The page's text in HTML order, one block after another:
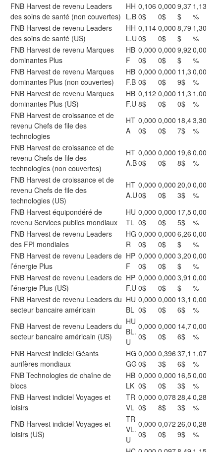
FNB Harvest de revenu Leaders
des soins de santé (non couvertes)
HH
L.B
0,106
0$
0,000
0$
9,37
$
1,13
%
FNB Harvest de revenu Leaders
des soins de santé (US)
HH
L.U
0,114
0$
0,000
0$
8,79
$
1,30
%
FNB Harvest de revenu Marques
dominantes Plus
HB
F
0,000
0$
0,000
0$
9,92
$
0,00
%
FNB Harvest de revenu Marques
dominantes Plus (non couvertes)
HB
F.B
0,000
0$
0,000
0$
11,3
9$
0,00
%
FNB Harvest de revenu Marques
dominantes Plus (US)
HB
F.U
0,112
8$
0,000
0$
11,3
0$
1,00
%
FNB Harvest de croissance et de
revenu Chefs de file des
technologies
HT
A
0,000
0$
0,000
0$
18,4
7$
3,30
%
FNB Harvest de croissance et de
revenu Chefs de file des
technologies (non couvertes)
HT
A.B
0,000
0$
0,000
0$
19,6
8$
0,00
%
FNB Harvest de croissance et de
revenu Chefs de file des
technologies (US)
HT
A.U
0,000
0$
0,000
0$
20,0
3$
0,00
%
FNB Harvest équipondéré de
revenu Services publics mondiaux
HU
TL
0,000
0$
0,000
0$
17,5
5$
0,00
%
FNB Harvest de revenu Leaders
des FPI mondiales
HG
R
0,000
0$
0,000
0$
6,26
$
0,00
%
FNB Harvest de revenu Leaders de
l’énergie Plus
HP
F
0,000
0$
0,000
0$
3,20
$
0,00
%
FNB Harvest de revenu Leaders de
l’énergie Plus (US)
HP
F.U
0,000
0$
0,000
0$
3,91
$
0,00
%
FNB Harvest de revenu Leaders du
secteur bancaire américain
HU
BL
0,000
0$
0,000
0$
13,1
6$
0,00
%
FNB Harvest de revenu Leaders du
secteur bancaire américain (US)
HU
BL.
U
0,000
0$
0,000
0$
14,7
6$
0,00
%
FNB Harvest indiciel Géants
aurifères mondiaux
HG
GG
0,000
0$
0,396
3$
37,1
6$
1,07
%
FNB Technologies de chaîne de
blocs
HB
LK
0,000
0$
0,000
0$
16,5
3$
0,00
%
FNB Harvest indiciel Voyages et
loisirs
TR
VL
0,000
0$
0,078
8$
28,4
3$
0,28
%
FNB Harvest indiciel Voyages et
loisirs (US)
TR
VL.
U
0,000
0$
0,072
0$
26,0
9$
0,28
%